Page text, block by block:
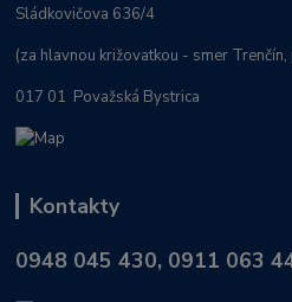
Sládkovičova 636/4
(za hlavnou križovatkou - smer Trenčín,
017 01 Považská Bystrica
Kontakty
0948 045 430, 0911 063